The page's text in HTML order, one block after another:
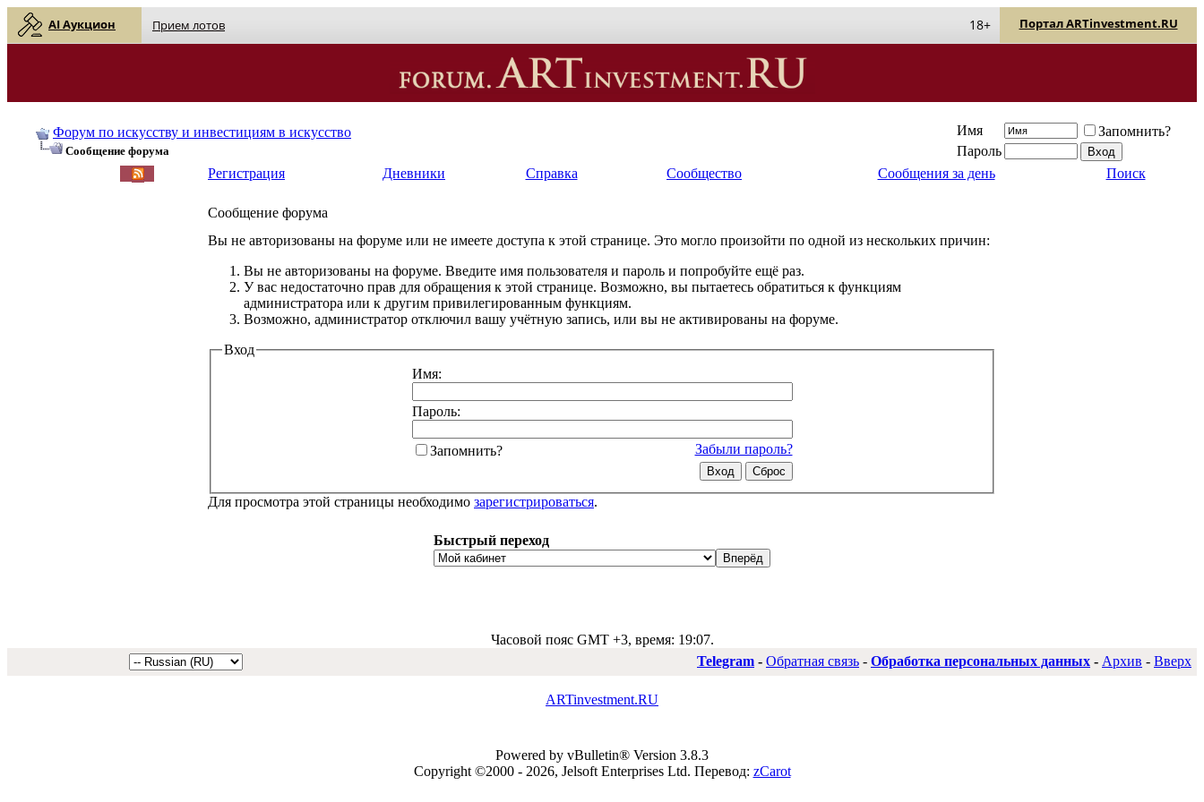
AI Аукцион Прием лотов Портал ARTinvestment.RU
18+
Форум по искусству и инвестициям в искусство
Сообщение форума
Имя
Запомнить?
Пароль
Регистрация
Дневники Справка Сообщество Сообщения за день Поиск
Сообщение форума
Вы не авторизованы на форуме или не имеете доступа к этой странице. Это могло произойти по одной из нескольких причин:
Вы не авторизованы на форуме. Введите имя пользователя и пароль и попробуйте ещё раз.
У вас недостаточно прав для обращения к этой странице. Возможно, вы пытаетесь обратиться к функциям
администратора или к другим привилегированным функциям.
Возможно, администратор отключил вашу учётную запись, или вы не активированы на форуме.
Вход
Имя:
Пароль:
Забыли пароль?
Запомнить?
Для просмотра этой страницы необходимо зарегистрироваться.
Быстрый переход
Часовой пояс GMT +3, время: 19:07.
Telegram - Обратная связь - Обработка персональных данных - Архив - Вверх
ARTinvestment.RU
Powered by vBulletin® Version 3.8.3
Copyright ©2000 - 2026, Jelsoft Enterprises Ltd. Перевод: zCarot